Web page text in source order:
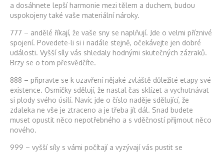
a dosáhnete lepší harmonie mezi tělem a duchem, budou
uspokojeny také vaše materiální nároky.
777 – andělé říkají, že vaše sny se naplňují. Jde o velmi příznivé
spojení. Povedete-li si i nadále stejně, očekávejte jen dobré
události. Vyšší síly vás shledaly hodnými skutečných zázraků.
Brzy se o tom přesvědčíte.
888 – připravte se k uzavření nějaké zvláště důležité etapy své
existence. Osmičky sdělují, že nastal čas sklízet a vychutnávat
si plody svého úsilí. Navíc jde o číslo naděje sdělující, že
zdaleka ne vše je ztraceno a je třeba jít dál. Snad budete
muset opustit něco nepotřebného a s vděčností přijmout něco
nového.
999 – vyšší síly s vámi počítají a vyzývají vás pustit se